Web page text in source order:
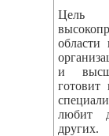
Цель
области
и
готовит
любит
других.